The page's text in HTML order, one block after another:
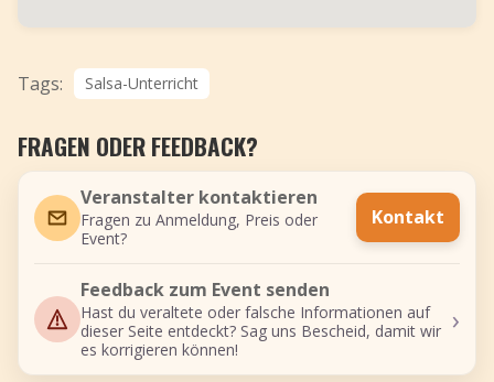
Tags: Salsa-Unterricht
FRAGEN ODER FEEDBACK?
Veranstalter kontaktieren
Fragen zu Anmeldung, Preis oder
Event?
Kontakt
Feedback zum Event senden
Hast du veraltete oder falsche Informationen auf
dieser Seite entdeckt? Sag uns Bescheid, damit wir
es korrigieren können!
›